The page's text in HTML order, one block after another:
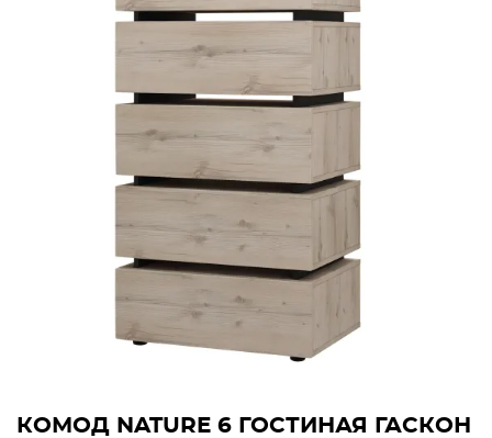
КОМОД NATURE 6 ГОСТИНАЯ ГАСКОН